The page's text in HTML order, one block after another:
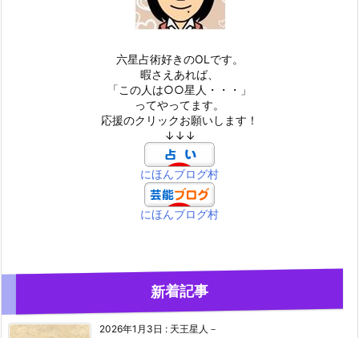
六星占術好きのOLです。
暇さえあれば、
「この人は○○星人・・・」
ってやってます。
応援のクリックお願いします！
↓↓↓
にほんブログ村
にほんブログ村
新着記事
2026年1月3日 : 天王星人－